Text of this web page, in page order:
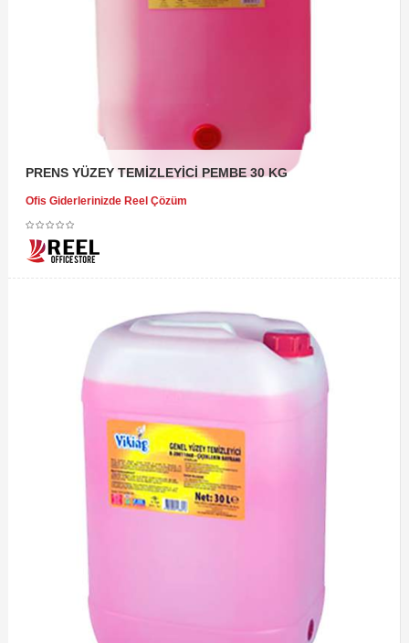
PRENS YÜZEY TEMİZLEYİCİ PEMBE 30 KG
Ofis Giderlerinizde Reel Çözüm